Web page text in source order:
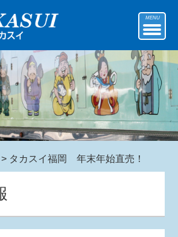
MENU
> タカスイ福岡 年末年始直売！